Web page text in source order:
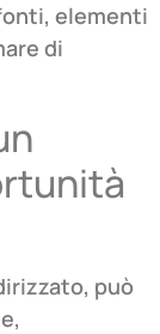
elementi
di
può